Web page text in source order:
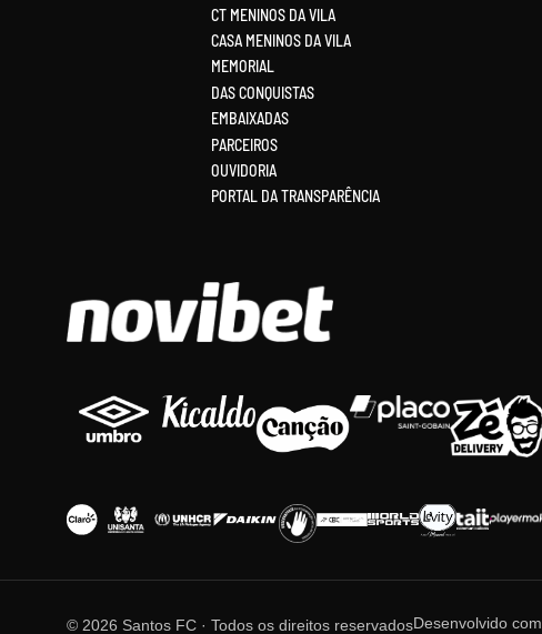
CT MENINOS DA VILA
CASA MENINOS DA VILA
MEMORIAL
DAS CONQUISTAS
EMBAIXADAS
PARCEIROS
OUVIDORIA
PORTAL DA TRANSPARÊNCIA
© 2026 Santos FC · Todos os direitos reservadosDesenvolvido com